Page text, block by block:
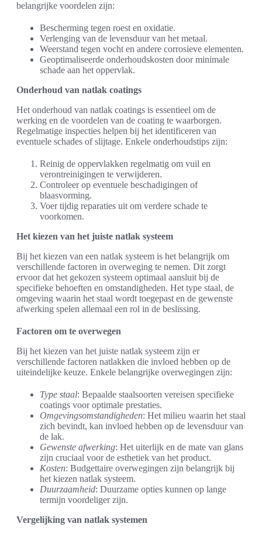
belangrijke voordelen zijn:
Bescherming tegen roest en oxidatie.
Verlenging van de levensduur van het metaal.
Weerstand tegen vocht en andere corrosieve elementen.
Geoptimaliseerde onderhoudskosten door minimale
schade aan het oppervlak.
Onderhoud van natlak coatings
Het onderhoud van natlak coatings is essentieel om de
werking en de voordelen van de coating te waarborgen.
Regelmatige inspecties helpen bij het identificeren van
eventuele schades of slijtage. Enkele onderhoudstips zijn:
Reinig de oppervlakken regelmatig om vuil en
verontreinigingen te verwijderen.
Controleer op eventuele beschadigingen of
blaasvorming.
Voer tijdig reparaties uit om verdere schade te
voorkomen.
Het kiezen van het juiste natlak systeem
Bij het kiezen van een natlak systeem is het belangrijk om
verschillende factoren in overweging te nemen. Dit zorgt
ervoor dat het gekozen systeem optimaal aansluit bij de
specifieke behoeften en omstandigheden. Het type staal, de
omgeving waarin het staal wordt toegepast en de gewenste
afwerking spelen allemaal een rol in de beslissing.
Factoren om te overwegen
Bij het kiezen van het juiste natlak systeem zijn er
verschillende factoren natlakken die invloed hebben op de
uiteindelijke keuze. Enkele belangrijke overwegingen zijn:
Type staal: Bepaalde staalsoorten vereisen specifieke
coatings voor optimale prestaties.
Omgevingsomstandigheden: Het milieu waarin het staal
zich bevindt, kan invloed hebben op de levensduur van
de lak.
Gewenste afwerking: Het uiterlijk en de mate van glans
zijn cruciaal voor de esthetiek van het product.
Kosten: Budgettaire overwegingen zijn belangrijk bij
het kiezen natlak systeem.
Duurzaamheid: Duurzame opties kunnen op lange
termijn voordeliger zijn.
Vergelijking van natlak systemen